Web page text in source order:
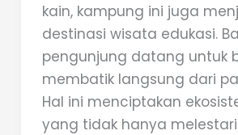
kain, kampung ini juga
destinasi wisata edukasi.
pengunjung datang untuk
membatik langsung dari
Hal ini menciptakan
yang tidak hanya